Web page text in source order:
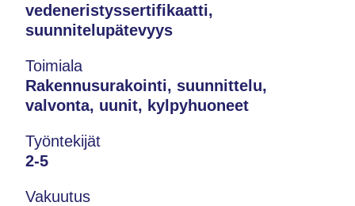
vedeneristyssertifikaatti,
suunnitelupätevyys
Toimiala
Rakennusurakointi, suunnittelu,
valvonta, uunit, kylpyhuoneet
Työntekijät
2-5
Vakuutus